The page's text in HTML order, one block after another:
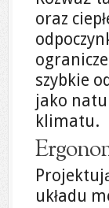
oraz
szybkie
jako
klimatu.
układu